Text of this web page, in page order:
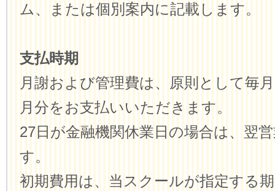
ム、または個別案内に記載します。
支払時期
月謝および管理費は、原則として毎
月分をお支払いいただきます。
27日が金融機関休業日の場合は、翌
す。
初期費用は、当スクールが指定する